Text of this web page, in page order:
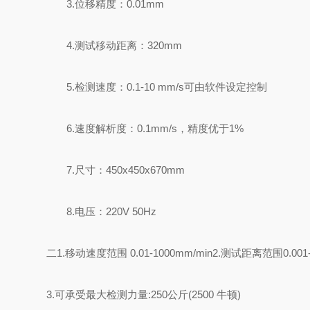
3.位移精度：0.01mm
4.测试移动距离：320mm
5.检测速度：0.1-10 mm/s可由软件设定控制
6.速度解析度：0.1mm/s ，精度优于1%
7.尺寸：450x450x670mm
8.电压： 220V 50Hz
二1.移动速度范围0.01-1000mm/min2.测试距离范围
3.可承受最大检测力量:250公斤(2500牛顿)